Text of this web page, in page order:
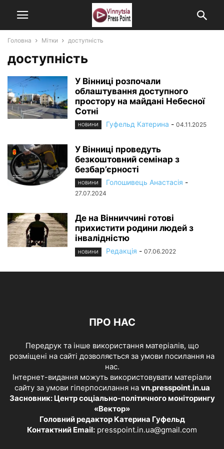
Головна Мітки доступність
доступність
У Вінниці розпочали
облаштування доступного
простору на майдані Небесної
Сотні
НОВИНИ Гуфельд Катерина - 04.11.2025
У Вінниці проведуть
безкоштовний семінар з
безбар’єрності
НОВИНИ Голошивець Анастасія -
27.07.2024
Де на Вінниччині готові
прихистити родини людей з
інвалідністю
НОВИНИ Редакція - 07.06.2022
ПРО НАС
Передрук та інше використання матеріалів, що
розміщені на сайті дозволяється за умови посилання на
нас.
Інтернет-видання можуть використовувати матеріали
сайту за умови гіперпосилання на vn.presspoint.in.ua
Засновник: Центр соціально-політичного моніторингу
«Вектор»
Головний редактор Катерина Гуфельд
Контактний Email: presspoint.in.ua@gmail.com